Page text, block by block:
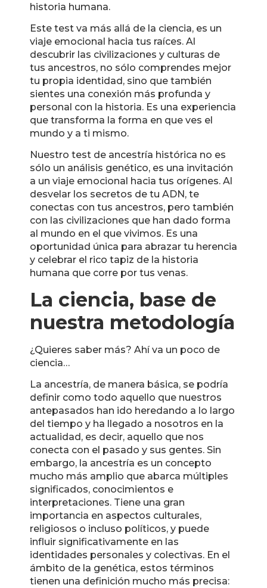
historia humana.
Este test va más allá de la ciencia, es un
viaje emocional hacia tus raíces. Al
descubrir las civilizaciones y culturas de
tus ancestros, no sólo comprendes mejor
tu propia identidad, sino que también
sientes una conexión más profunda y
personal con la historia. Es una experiencia
que transforma la forma en que ves el
mundo y a ti mismo.
Nuestro test de ancestría histórica no es
sólo un análisis genético, es una invitación
a un viaje emocional hacia tus orígenes. Al
desvelar los secretos de tu ADN, te
conectas con tus ancestros, pero también
con las civilizaciones que han dado forma
al mundo en el que vivimos. Es una
oportunidad única para abrazar tu herencia
y celebrar el rico tapiz de la historia
humana que corre por tus venas.
La ciencia, base de
nuestra metodología
¿Quieres saber más? Ahí va un poco de
ciencia…
La ancestría, de manera básica, se podría
definir como todo aquello que nuestros
antepasados han ido heredando a lo largo
del tiempo y ha llegado a nosotros en la
actualidad, es decir, aquello que nos
conecta con el pasado y sus gentes. Sin
embargo, la ancestría es un concepto
mucho más amplio que abarca múltiples
significados, conocimientos e
interpretaciones. Tiene una gran
importancia en aspectos culturales,
religiosos o incluso políticos, y puede
influir significativamente en las
identidades personales y colectivas. En el
ámbito de la genética, estos términos
tienen una definición mucho más precisa: